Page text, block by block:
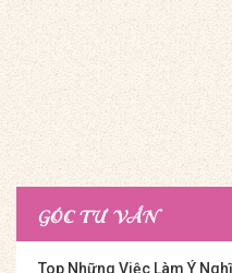
GÓC TƯ VẤN
Top Những Việc Làm Ý